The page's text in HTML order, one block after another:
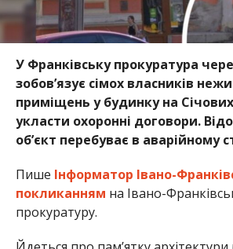
У Франківську прокуратура
зобов’язує сімох власників
приміщень у будинку на
укласти охоронні договори.
об’єкт перебуває в аварійному
Пише Інформатор Івано-
покликанням на Івано-
прокуратуру.